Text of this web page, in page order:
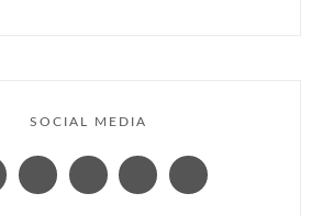
SOCIAL MEDIA